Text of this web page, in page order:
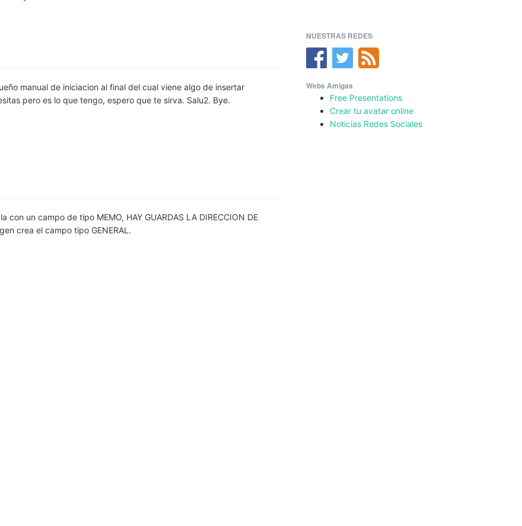
manual de iniciacion al final del cual viene algo de insertar
pero es lo que tengo, espero que te sirva. Salu2. Bye.
con un campo de tipo MEMO, HAY GUARDAS LA DIRECCION DE
crea el campo tipo GENERAL.
NUESTRAS REDES
Webs Amigas
Free Presentations
Crear tu avatar online
Noticias Redes Sociales